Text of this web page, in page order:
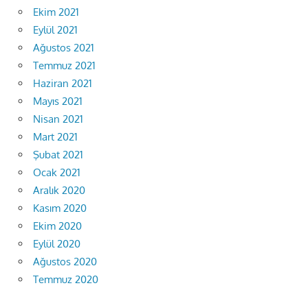
Ekim 2021
Eylül 2021
Ağustos 2021
Temmuz 2021
Haziran 2021
Mayıs 2021
Nisan 2021
Mart 2021
Şubat 2021
Ocak 2021
Aralık 2020
Kasım 2020
Ekim 2020
Eylül 2020
Ağustos 2020
Temmuz 2020